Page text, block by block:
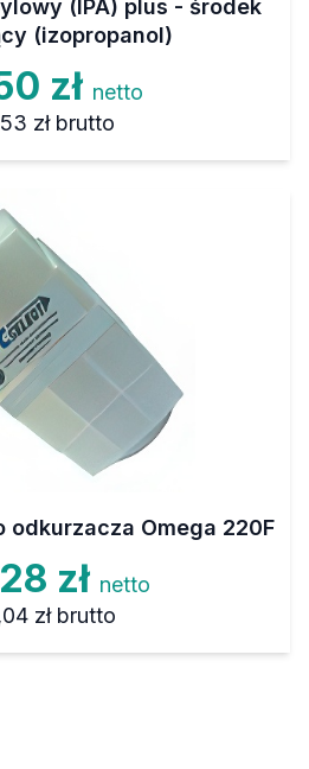
(IPA) plus - środek
(izopropanol)
zł netto
zł brutto
odkurzacza Omega 220F
zł netto
zł brutto